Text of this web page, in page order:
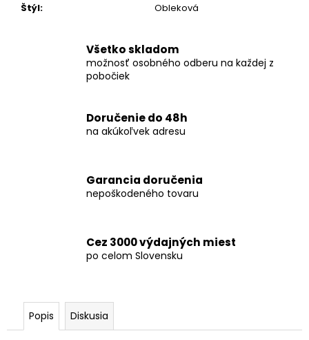
Štýl: Obleková
Všetko skladom
možnosť osobného odberu na každej z
pobočiek
Doručenie do 48h
na akúkoľvek adresu
Garancia doručenia
nepoškodeného tovaru
Cez 3000 výdajných miest
po celom Slovensku
Popis Diskusia
K063-